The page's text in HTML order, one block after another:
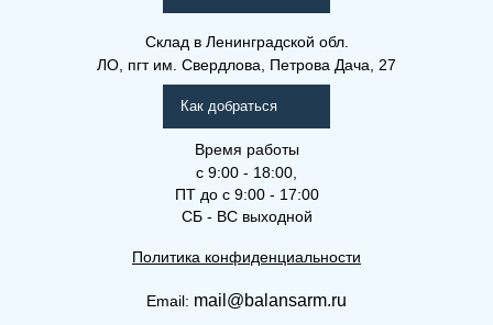
Склад в Ленинградской обл.
ЛО, пгт им. Свердлова, Петрова Дача, 27
Как добраться
Время работы
с 9:00 - 18:00,
ПТ до с 9:00 - 17:00
СБ - ВС выходной
Политика конфиденциальности
Email: mail@balansarm.ru